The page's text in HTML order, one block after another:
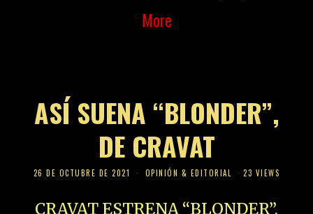
More
ASÍ SUENA “BLONDER”,
DE CRAVAT
26 DE OCTUBRE DE 2021 OPINIÓN & EDITORIAL 23 VIEWS
CRAVAT ESTRENA “BLONDER”,